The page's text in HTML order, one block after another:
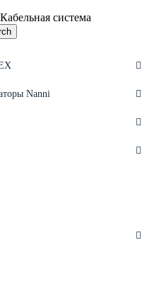
Кабельная система
Nanni